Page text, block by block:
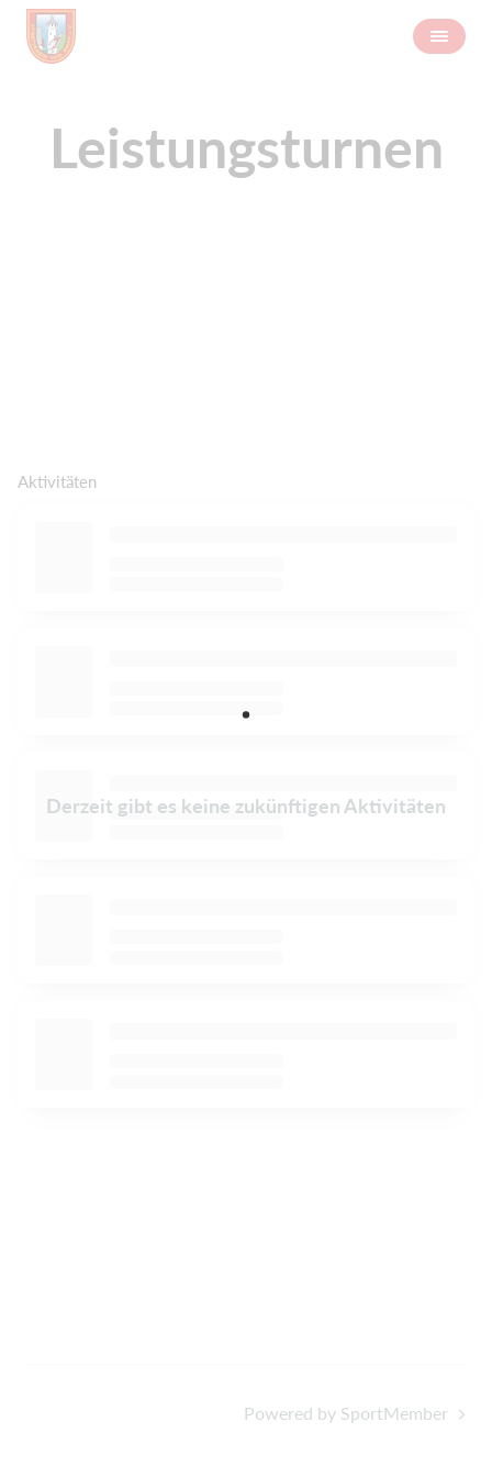
Leistungsturnen
Aktivitäten
Derzeit gibt es keine zukünftigen Aktivitäten
Powered by SportMember